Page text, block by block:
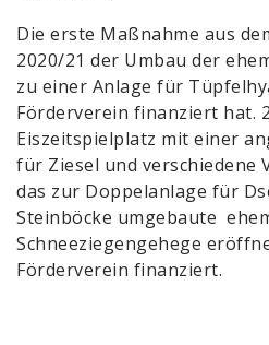
Die erste Maßnahme aus
2020/21 der Umbau der
zu einer Anlage für
Förderverein finanziert hat.
Eiszeitspielplatz mit einer
für Ziesel und verschiedene
das zur Doppelanlage für
Steinböcke umgebaute
Schneeziegengehege
Förderverein finanziert.